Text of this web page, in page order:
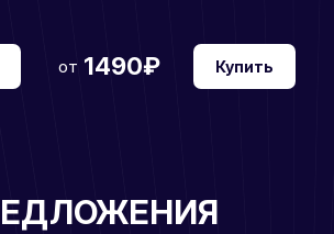
от 1490₽ Купить